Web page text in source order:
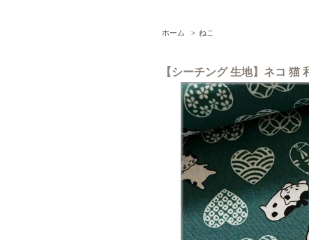
ホーム > ねこ
【シーチング 生地】ネコ 猫